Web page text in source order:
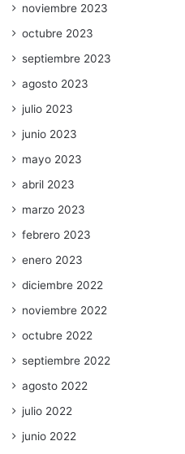
noviembre 2023
octubre 2023
septiembre 2023
agosto 2023
julio 2023
junio 2023
mayo 2023
abril 2023
marzo 2023
febrero 2023
enero 2023
diciembre 2022
noviembre 2022
octubre 2022
septiembre 2022
agosto 2022
julio 2022
junio 2022